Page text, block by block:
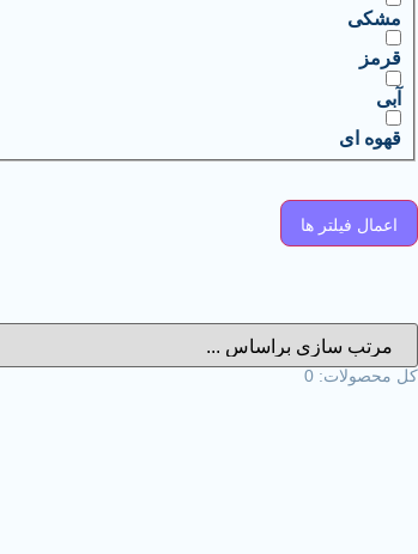
مشکی
قرمز
آبی
قهوه ای
اعمال فیلتر ها
کل محصولات: 0